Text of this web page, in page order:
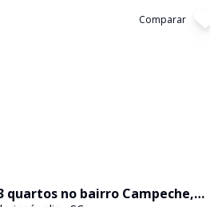
Comparar
quartos no bairro Campeche,